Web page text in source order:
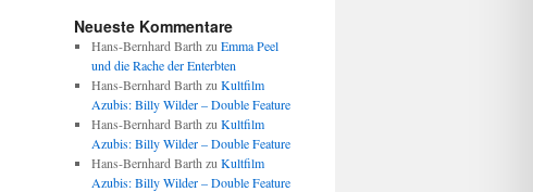
Neueste Kommentare
Hans-Bernhard Barth zu Emma Peel
und die Rache der Enterbten
Hans-Bernhard Barth zu Kultfilm
Azubis: Billy Wilder – Double Feature
Hans-Bernhard Barth zu Kultfilm
Azubis: Billy Wilder – Double Feature
Hans-Bernhard Barth zu Kultfilm
Azubis: Billy Wilder – Double Feature